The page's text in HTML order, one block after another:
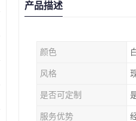
产品描述
颜色
风格
是否可定制
服务优势